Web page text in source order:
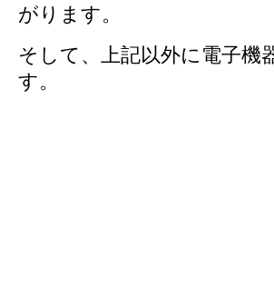
がります。
そして、上記以外に電子機
す。